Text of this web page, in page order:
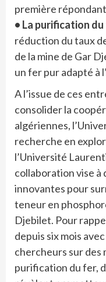
première
• La purification
réduction du taux
de la mine de Gar
un fer pur adapté à
A l’issue de ces
consolider la
algériennes,
recherche en
l’Université
collaboration vise à
innovantes pour
teneur en
Djebilet. Pour
depuis six mois
chercheurs sur des
purification du fer,